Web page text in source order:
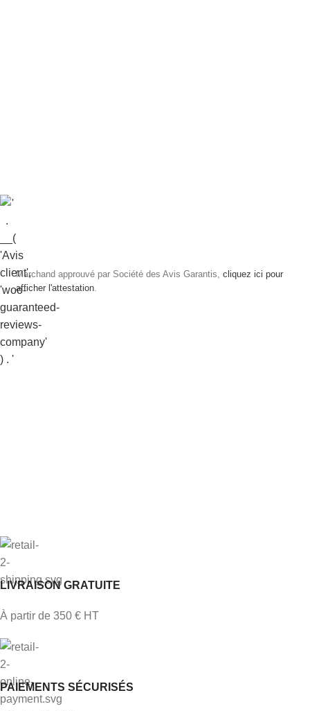
Marchand approuvé par Société des Avis Garantis, cliquez ici pour
afficher l'attestation.
LIVRAISON GRATUITE
À partir de 350 € HT
PAIEMENTS SÉCURISÉS